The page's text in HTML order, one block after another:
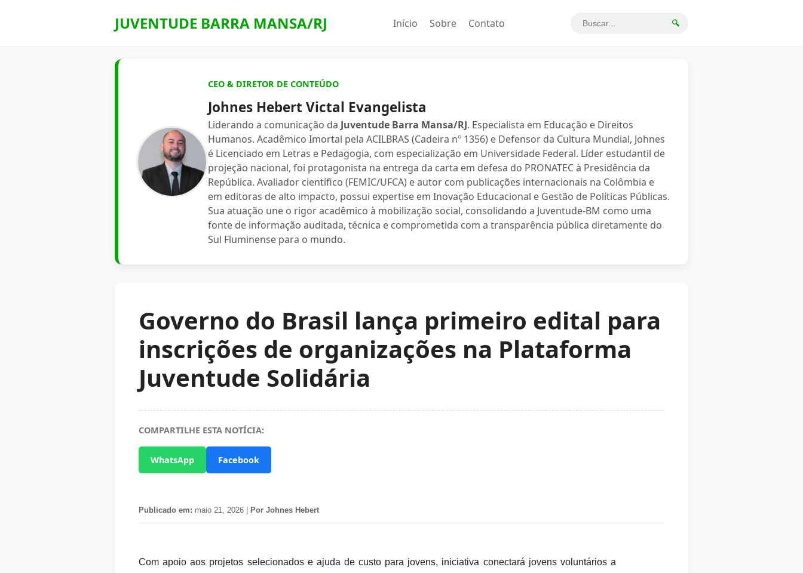
JUVENTUDE BARRA MANSA/RJ Início Sobre Contato 🔍
CEO & DIRETOR DE CONTEÚDO
Johnes Hebert Victal Evangelista
Liderando a comunicação da Juventude Barra Mansa/RJ. Especialista em Educação e Direitos
Humanos. Acadêmico Imortal pela ACILBRAS (Cadeira nº 1356) e Defensor da Cultura Mundial, Johnes
é Licenciado em Letras e Pedagogia, com especialização em Universidade Federal. Líder estudantil de
projeção nacional, foi protagonista na entrega da carta em defesa do PRONATEC à Presidência da
República. Avaliador científico (FEMIC/UFCA) e autor com publicações internacionais na Colômbia e
em editoras de alto impacto, possui expertise em Inovação Educacional e Gestão de Políticas Públicas.
Sua atuação une o rigor acadêmico à mobilização social, consolidando a Juventude-BM como uma
fonte de informação auditada, técnica e comprometida com a transparência pública diretamente do
Sul Fluminense para o mundo.
Governo do Brasil lança primeiro edital para
inscrições de organizações na Plataforma
Juventude Solidária
COMPARTILHE ESTA NOTÍCIA:
WhatsApp Facebook
Publicado em: maio 21, 2026 | Por Johnes Hebert
Com apoio aos projetos selecionados e ajuda de custo para jovens, iniciativa conectará jovens voluntários a